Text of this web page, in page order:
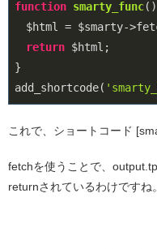
function smarty_func()
$html = $smarty-
return $html;
}
add_shortcode(
これで、ショートコード
fetchを使うことで、
returnされているわけですね。